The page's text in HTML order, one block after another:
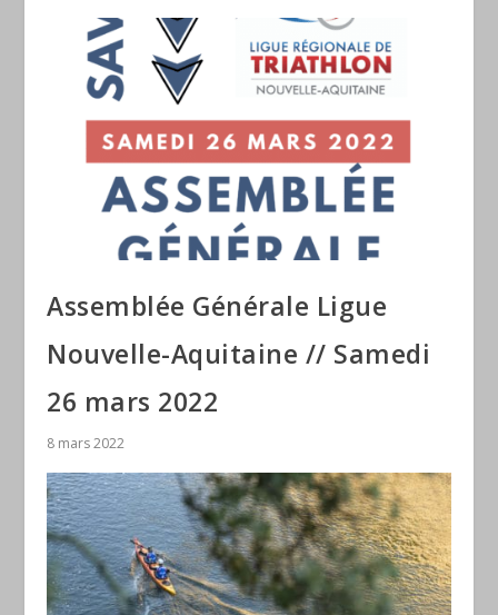
Assemblée Générale Ligue
Nouvelle-Aquitaine // Samedi
26 mars 2022
8 mars 2022